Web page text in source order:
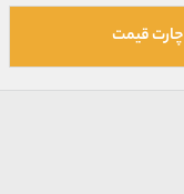
چارت قیمت